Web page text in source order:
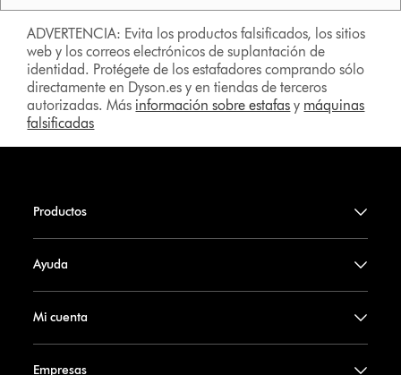
ADVERTENCIA: Evita los productos falsificados, los sitios
web y los correos electrónicos de suplantación de
identidad. Protégete de los estafadores comprando sólo
directamente en Dyson.es y en tiendas de terceros
autorizadas. Más información sobre estafas y máquinas
falsificadas
Productos
Ayuda
Mi cuenta
Empresas